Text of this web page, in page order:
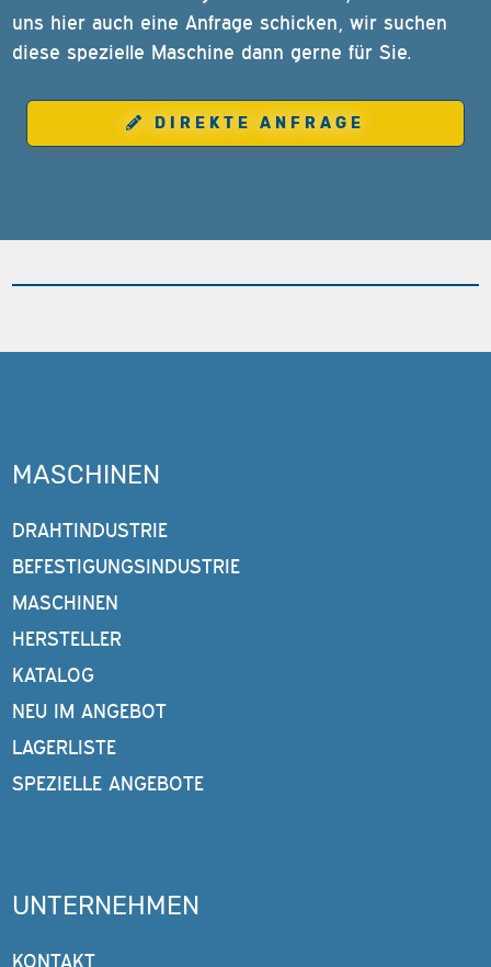
uns hier auch eine Anfrage schicken, wir suchen
diese spezielle Maschine dann gerne für Sie.
DIREKTE ANFRAGE
MASCHINEN
DRAHTINDUSTRIE
BEFESTIGUNGSINDUSTRIE
MASCHINEN
HERSTELLER
KATALOG
NEU IM ANGEBOT
LAGERLISTE
SPEZIELLE ANGEBOTE
UNTERNEHMEN
KONTAKT